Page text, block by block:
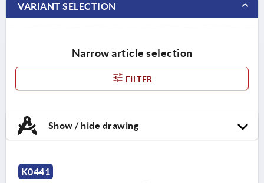
VARIANT SELECTION
Narrow article selection
FILTER
Show / hide drawing
K0441